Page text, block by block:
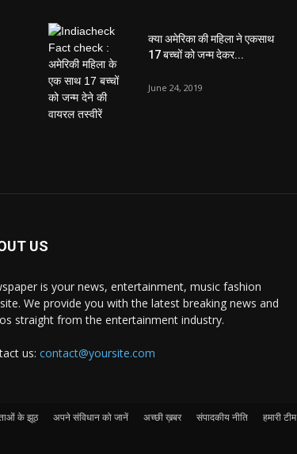
क्या अमेरिका की महिला ने एकसाथ
17 बच्चों को जन्म देकर...
June 24, 2019
US
is your news, entertainment, music fashion
We provide you with the latest breaking news and
straight from the entertainment industry.
us: contact@yoursite.com
के झूठ अपने संविधान को जानें अच्छी ख़बर संपादकीय नीति हमारी टीम